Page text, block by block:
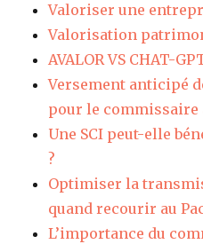
Valoriser une
Valorisation
AVALOR VS CHAT-
Versement anticipé
pour le commissaire
Une SCI peut-elle
?
Optimiser la
quand recourir au
L’importance du